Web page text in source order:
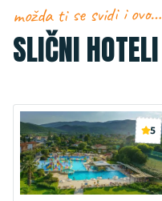
možda ti se svidi i ovo…
SLIČNI HOTELI
5